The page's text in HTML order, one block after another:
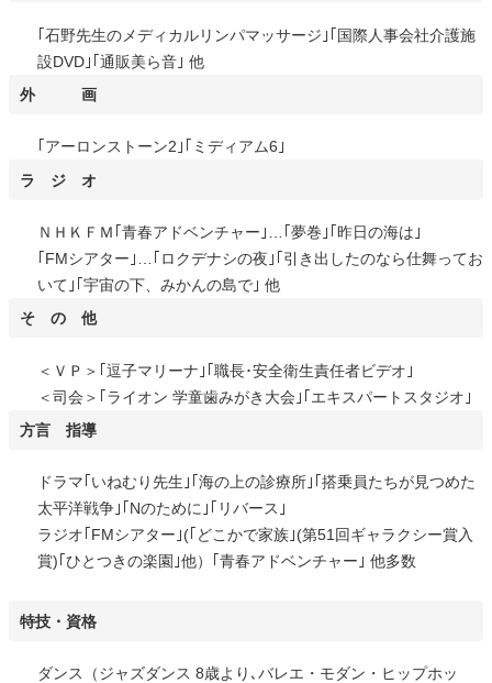
｢石野先生のメディカルリンパマッサージ｣｢国際人事会社介護施
設DVD｣｢通販美ら音｣ 他
外 画
｢アーロンストーン2｣｢ミディアム6｣
ラ ジ オ
ＮＨＫＦＭ｢青春アドベンチャー｣…｢夢巻｣｢昨日の海は｣
｢FMシアター｣…｢ロクデナシの夜｣｢引き出したのなら仕舞ってお
いて｣｢宇宙の下、みかんの島で｣ 他
そ の 他
＜ＶＰ＞｢逗子マリーナ｣｢職長･安全衛生責任者ビデオ｣
＜司会＞｢ライオン 学童歯みがき大会｣｢エキスパートスタジオ｣
方言 指導
ドラマ｢いねむり先生｣｢海の上の診療所｣｢搭乗員たちが見つめた
太平洋戦争｣｢Nのために｣｢リバース｣
ラジオ｢FMシアター｣(｢どこかで家族｣(第51回ギャラクシー賞入
賞)｢ひとつきの楽園｣他）｢青春アドベンチャー｣ 他多数
特技・資格
ダンス（ジャズダンス 8歳より､バレエ・モダン・ヒップホッ